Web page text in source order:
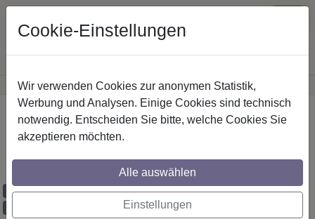
Günstige Versandkosteninnerhalb Österreichs· Sichere Zahlung
Startseite
IL-Stilg. 20 mm 1-lfg. Prestige Sitra 520
cm Schwarz/Edelst.-O.
Maßzuschnitt möglich
Cookie-Einstellungen
Wir verwenden Cookies zur anonymen Statistik,
Werbung und Analysen. Einige Cookies sind technisch
notwendig. Entscheiden Sie bitte, welche Cookies Sie
akzeptieren möchten.
Alle auswählen
Einstellungen